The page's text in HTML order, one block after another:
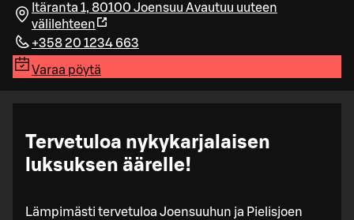
Itäranta 1, 80100 Joensuu Avautuu uuteen
välilehteen
+358 20 1234 663
Varaa pöytä
Tervetuloa nykykarjalaisen
luksuksen äärelle!
Lämpimästi tervetuloa Joensuuhun ja Pielisjoen